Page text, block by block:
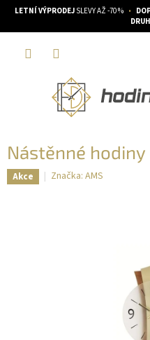
LETNÍ VÝPRODEJ SLEVY AŽ -70 % •
Nástěnné hodiny
Akce Značka: AMS